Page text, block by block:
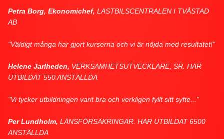
Petra Borg, Ekonomichef, LASTBILSCENTRALEN I TVÅSTAD
AB
"Väldigt många har gjort kurserna och vi är nöjda med resultatet!"
Helene Jarlheden, VERKSAMHETSUTVECKLARE, SR. HAR
UTBILDAT 550 ANSTÄLLDA
"Vi tycker utbildningen varit bra och verkligen fyllt sitt syfte..."
Per Lundholm, LÄNSFÖRSÄKRINGAR. HAR UTBILDAT 6500
ANSTÄLLDA